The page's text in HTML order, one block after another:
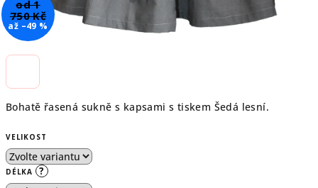
Bohatě řasená sukně s kapsami s tiskem Šedá lesní.
VELIKOST
DÉLKA ?
od 1
750 Kč
až –49 %